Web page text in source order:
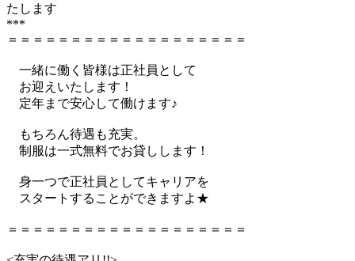
たします
***
＝＝＝＝＝＝＝＝＝＝＝＝＝＝＝＝＝＝＝
一緒に働く皆様は正社員として
お迎えいたします！
定年まで安心して働けます♪
もちろん待遇も充実。
制服は一式無料でお貸しします！
身一つで正社員としてキャリアを
スタートすることができますよ★
＝＝＝＝＝＝＝＝＝＝＝＝＝＝＝＝＝＝＝